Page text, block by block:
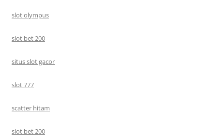
slot olympus
slot bet 200
situs slot gacor
slot 777
scatter hitam
slot bet 200